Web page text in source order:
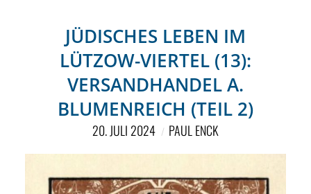
JÜDISCHES LEBEN IM
LÜTZOW-VIERTEL (13):
VERSANDHANDEL A.
BLUMENREICH (TEIL 2)
20. JULI 2024 PAUL ENCK